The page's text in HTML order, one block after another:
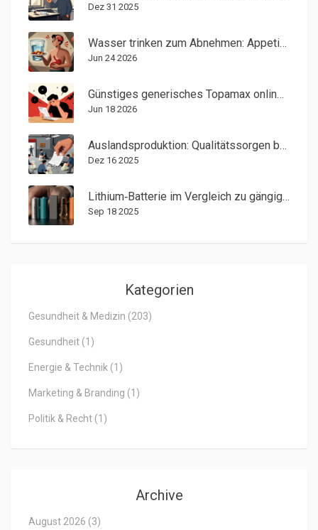
Dez 31 2025
Wasser trinken zum Abnehmen: Appetit, Leistung und wissenschaftliche Fakten
Jun 24 2026
Günstiges generisches Topamax online kaufen: Risiken, Preise und sichere Alternativen
Jun 18 2026
Auslandsproduktion: Qualitätssorgen bei Übersee-Produktionen
Dez 16 2025
Lithium‑Batterie im Vergleich zu gängigen Alternativen
Sep 18 2025
Kategorien
Gesundheit & Medizin (203)
Gesundheit (1)
Energie & Technik (1)
Marketing & Branding (1)
Politik & Recht (1)
Archive
August 2026 (3)